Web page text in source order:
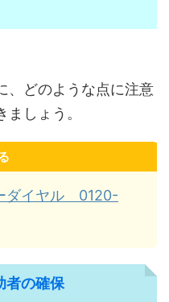
、どのような点に注意
しょう。
ダイヤル 0120-
者の確保